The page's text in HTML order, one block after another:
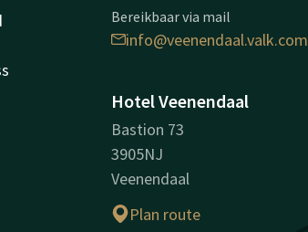
Bereikbaar via mail
info@veenendaal.valk.com
Hotel Veenendaal
Bastion 73
3905NJ
Veenendaal
Plan route